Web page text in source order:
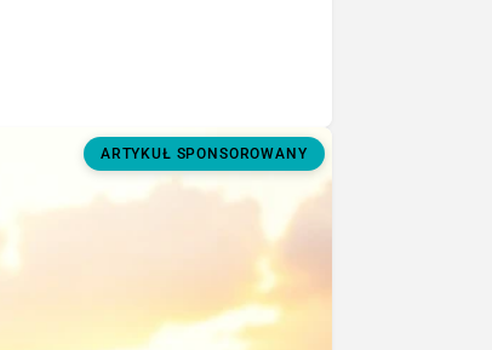
ARTYKUŁ SPONSOROWANY